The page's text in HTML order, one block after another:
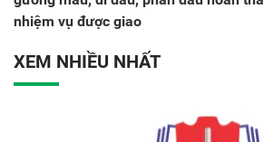
nhiệm vụ được giao
XEM NHIỀU NHẤT